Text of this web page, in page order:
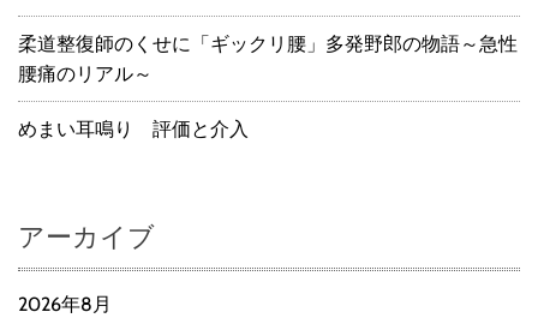
柔道整復師のくせに「ギックリ腰」多発野郎の物語～急性
腰痛のリアル～
めまい耳鳴り 評価と介入
アーカイブ
2026年8月